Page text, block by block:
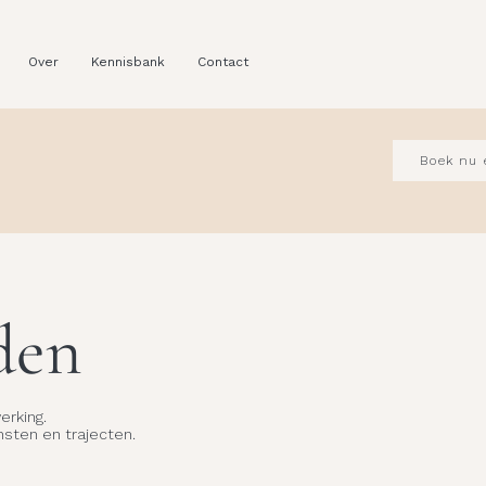
Over Kennisbank Contact
Boek nu
en trajecten.